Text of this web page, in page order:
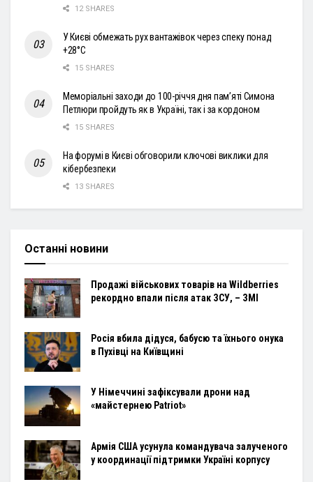
12 SHARES
У Києві обмежать рух вантажівок через спеку понад
+28°С
15 SHARES
Меморіальні заходи до 100-річчя дня пам’яті Симона
Петлюри пройдуть як в Україні, так і за кордоном
15 SHARES
На форумі в Києві обговорили ключові виклики для
кібербезпеки
13 SHARES
Останні новини
Продажі військових товарів на Wildberries
рекордно впали після атак ЗСУ, – ЗМІ
Росія вбила дідуся, бабусю та їхнього онука
в Пухівці на Київщині
У Німеччині зафіксували дрони над
«майстернею Patriot»
Армія США усунула командувача залученого
у координації підтримки Україні корпусу